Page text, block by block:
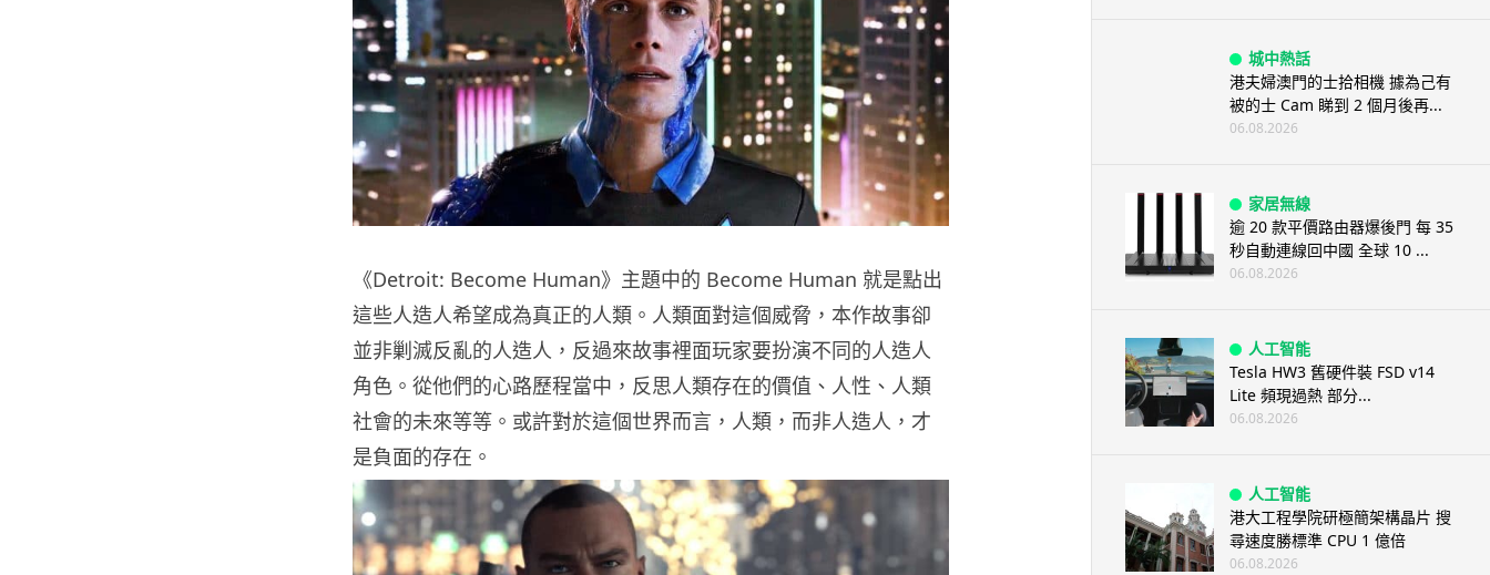
《Detroit: Become Human》主題中的 Become Human 就是點出
這些人造人希望成為真正的人類。人類面對這個威脅，本作故事卻
並非剿滅反亂的人造人，反過來故事裡面玩家要扮演不同的人造人
角色。從他們的心路歷程當中，反思人類存在的價值、人性、人類
社會的未來等等。或許對於這個世界而言，人類，而非人造人，才
是負面的存在。
城中熱話
港夫婦澳門的士拾相機 據為己有
被的士 Cam 睇到 2 個月後再...
06.08.2026
家居無線
逾 20 款平價路由器爆後門 每 35
秒自動連線回中國 全球 10 ...
06.08.2026
人工智能
Tesla HW3 舊硬件裝 FSD v14
Lite 頻現過熱 部分...
06.08.2026
人工智能
港大工程學院研極簡架構晶片 搜
尋速度勝標準 CPU 1 億倍
06.08.2026